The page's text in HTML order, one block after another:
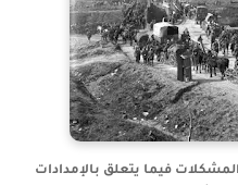
فيما يتعلق بالإمدادات